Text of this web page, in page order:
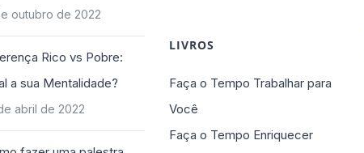
outubro de 2022
Rico vs Pobre:
a sua Mentalidade?
abril de 2022
LIVROS
Faça o Tempo Trabalhar para
Você
Faça o Tempo Enriquecer